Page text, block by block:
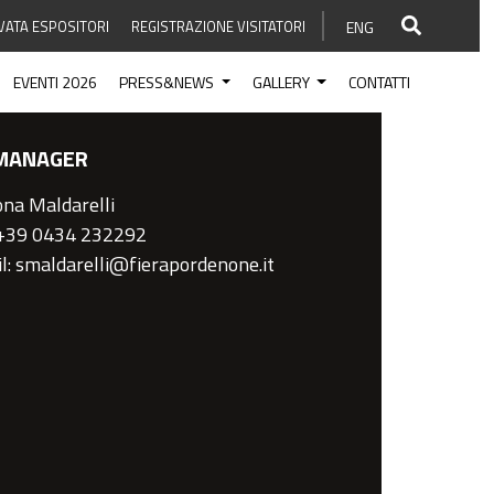
ESPOSITORI REGISTRAZIONE VISITATORI ENG
EVENTI 2026 PRESS&NEWS GALLERY CONTATTI
Maldarelli
0434 232292
smaldarelli@fierapordenone.it